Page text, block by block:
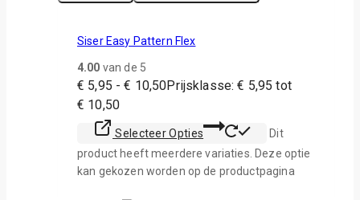
Siser Easy Pattern Flex
4.00 van de 5
€ 5,95 - € 10,50Prijsklasse: € 5,95 tot
€ 10,50
Selecteer Opties
Dit
product heeft meerdere variaties. Deze optie
kan gekozen worden op de productpagina